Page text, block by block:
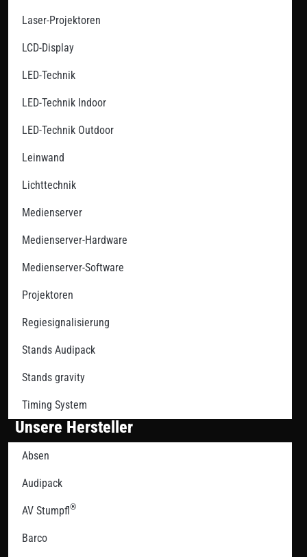
Laser-Projektoren
LCD-Display
LED-Technik
LED-Technik Indoor
LED-Technik Outdoor
Leinwand
Lichttechnik
Medienserver
Medienserver-Hardware
Medienserver-Software
Projektoren
Regiesignalisierung
Stands Audipack
Stands gravity
Timing System
Unsere Hersteller
Absen
Audipack
AV Stumpfl®
Barco